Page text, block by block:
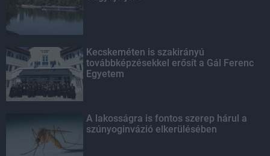
Kecskeméten is szakirányú
továbbképzésekkel erősít a Gál Ferenc
Egyetem
A lakosságra is fontos szerep hárul a
szúnyoginvázió elkerülésében